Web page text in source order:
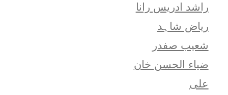
راشد ادریس رانا
ریاض شاہد
شعيب صفدر
ضیاء الحسن خان
علی